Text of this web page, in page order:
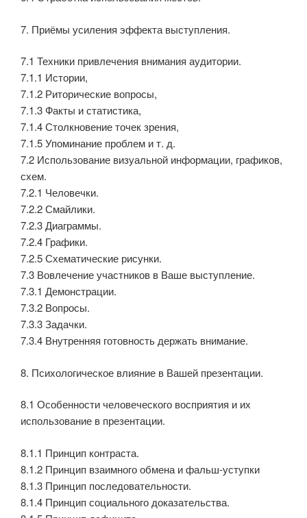
7. Приёмы усиления эффекта выступления.
7.1 Техники привлечения внимания аудитории.
7.1.1 Истории,
7.1.2 Риторические вопросы,
7.1.3 Факты и статистика,
7.1.4 Столкновение точек зрения,
7.1.5 Упоминание проблем и т. д.
7.2 Использование визуальной информации, графиков,
схем.
7.2.1 Человечки.
7.2.2 Смайлики.
7.2.3 Диаграммы.
7.2.4 Графики.
7.2.5 Схематические рисунки.
7.3 Вовлечение участников в Ваше выступление.
7.3.1 Демонстрации.
7.3.2 Вопросы.
7.3.3 Задачки.
7.3.4 Внутренняя готовность держать внимание.
8. Психологическое влияние в Вашей презентации.
8.1 Особенности человеческого восприятия и их
использование в презентации.
8.1.1 Принцип контраста.
8.1.2 Принцип взаимного обмена и фальш-уступки
8.1.3 Принцип последовательности.
8.1.4 Принцип социального доказательства.